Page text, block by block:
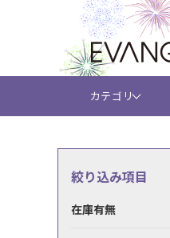
カテゴリ
絞り込み項目
在庫有無